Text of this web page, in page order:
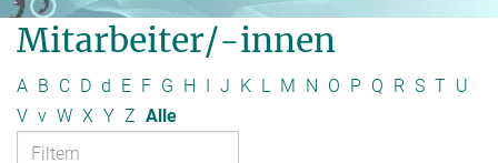
Mitarbeiter/-innen
A B C D d E F G H J K L M N O P Q R S T U
V v W X Y Z Alle